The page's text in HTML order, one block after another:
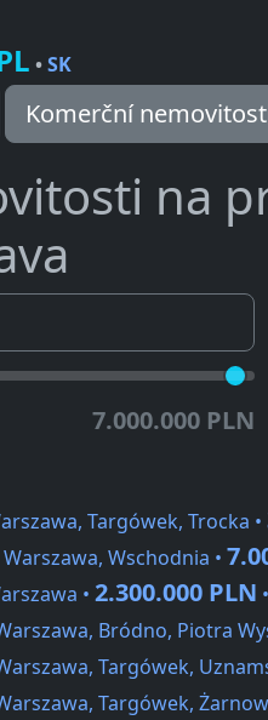
•SK
Komerční
na
7.000.000 PLN
Targówek, Trocka •
Wschodnia •
• 2.300.000 PLN •
Bródno, Piotra
Targówek,
Targówek,